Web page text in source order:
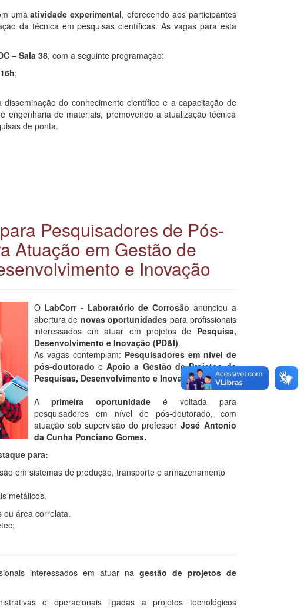
umaatividade experimental, oferecendo aos participantes
da técnica em pesquisas científicas. As vagas para esta
– Sala 38, com a seguinte programação:
;
do conhecimento científico e a capacitação de
engenharia de materiais, promovendo a atualização técnica
de ponta.
Pesquisadores de Pós-
Atuação em Gestão de
e Inovação
O LabCorr - Laboratório de Corrosão anunciou a
abertura de novas oportunidades para profissionais
interessados em atuar em projetos de Pesquisa,
Desenvolvimento e Inovação (PD&I).
As vagas contemplam: Pesquisadores em nível de
pós-doutorado eApoio a Gestão de Projetos de
Pesquisas, Desenvolvimento e Inovação.
Aprimeira oportunidade é voltada para
pesquisadores em nível de pós-doutorado, com
atuação sob supervisão do professorJosé Antonio
da Cunha Ponciano Gomes.
para:
em sistemas de produção, transporte e armazenamento
metálicos.
ou área correlata.
interessados em atuar na gestão de projetos de
e operacionais ligadas a projetos tecnológicos